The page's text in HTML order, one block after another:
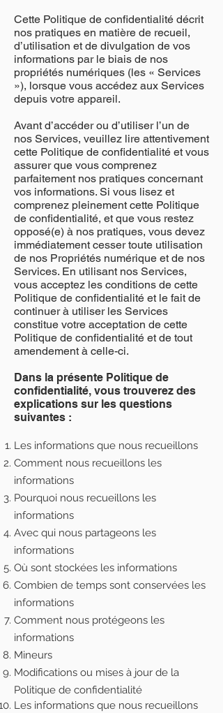
Cette Politique de confidentialité décrit
nos pratiques en matière de recueil,
d’utilisation et de divulgation de vos
informations par le biais de nos
propriétés numériques (les « Services
»), lorsque vous accédez aux Services
depuis votre appareil.
Avant d’accéder ou d’utiliser l’un de
nos Services, veuillez lire attentivement
cette Politique de confidentialité et vous
assurer que vous comprenez
parfaitement nos pratiques concernant
vos informations. Si vous lisez et
comprenez pleinement cette Politique
de confidentialité, et que vous restez
opposé(e) à nos pratiques, vous devez
immédiatement cesser toute utilisation
de nos Propriétés numérique et de nos
Services. En utilisant nos Services,
vous acceptez les conditions de cette
Politique de confidentialité et le fait de
continuer à utiliser les Services
constitue votre acceptation de cette
Politique de confidentialité et de tout
amendement à celle-ci.
Dans la présente Politique de
confidentialité, vous trouverez des
explications sur les questions
suivantes :
Les informations que nous recueillons
Comment nous recueillons les
informations
Pourquoi nous recueillons les
informations
Avec qui nous partageons les
informations
Où sont stockées les informations
Combien de temps sont conservées les
informations
Comment nous protégeons les
informations
Mineurs
Modifications ou mises à jour de la
Politique de confidentialité
Les informations que nous recueillons